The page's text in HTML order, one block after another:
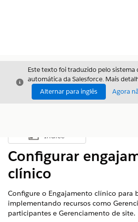
Fechar
Este texto foi traduzido pelo sistema
automática da Salesforce. Mais
Alternar para inglês
Agora
Mostrar índice
Índice
Configurar
clínico
Configure o Engajamento clínico para
implementando recursos como
participantes e Gerenciamento de site.